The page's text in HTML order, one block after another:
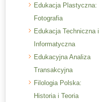
Edukacja Plastyczna:
Fotografia
Edukacja Techniczna i
Informatyczna
Edukacyjna Analiza
Transakcyjna
Filologia Polska:
Historia i Teoria